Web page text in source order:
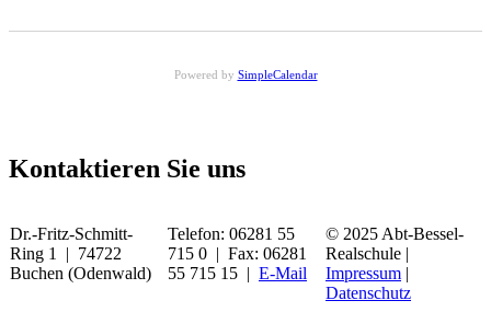
Powered by SimpleCalendar
Kontaktieren Sie uns
Dr.-Fritz-Schmitt-
Ring 1 | 74722
Buchen (Odenwald)
Telefon: 06281 55
715 0 | Fax: 06281
55 715 15 | E-Mail
© 2025 Abt-Bessel-
Realschule |
Impressum |
Datenschutz